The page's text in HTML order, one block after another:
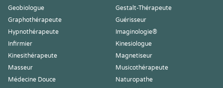
Geobiologue
Gestalt-Thérapeute
Graphothérapeute
Guérisseur
Hypnothérapeute
Imaginologie®
Infirmier
Kinesiologue
Kinesithérapeute
Magnetiseur
Masseur
Musicothérapeute
Médecine Douce
Naturopathe